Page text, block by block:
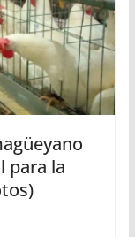
para la